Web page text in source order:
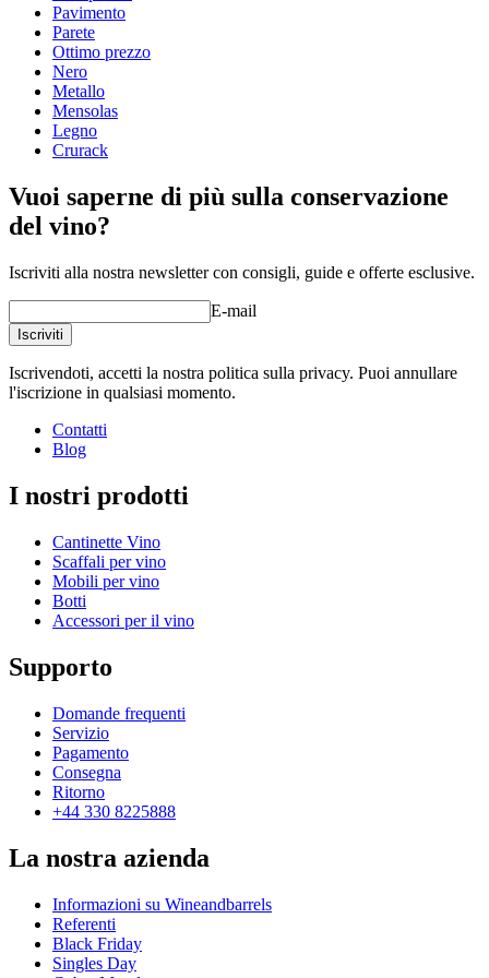
una nuova finestra ed è richiesto Flash)
Dimensioni (LxAxP cm)
Altezza (cm)
Larghezza (cm)
Profondità (cm)
Peso (kg)
Pavimento
Parete
Ottimo prezzo
Nero
Metallo
Mensolas
Legno
Crurack
Vuoi saperne di più sulla conservazione
del vino?
Iscriviti alla nostra newsletter con consigli, guide e offerte esclusive.
E-mail
Iscriviti
Iscrivendoti, accetti la nostra politica sulla privacy. Puoi annullare
l'iscrizione in qualsiasi momento.
Contatti
Blog
I nostri prodotti
Cantinette Vino
Scaffali per vino
Mobili per vino
Botti
Accessori per il vino
Supporto
Domande frequenti
Servizio
Pagamento
Consegna
Ritorno
+44 330 8225888
La nostra azienda
Informazioni su Wineandbarrels
Referenti
Black Friday
Singles Day